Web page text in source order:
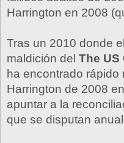
Harrington en 2008
Tras un 2010 donde
maldición del The
ha encontrado rápido
Harrington de 2008
apuntar a la
que se disputan